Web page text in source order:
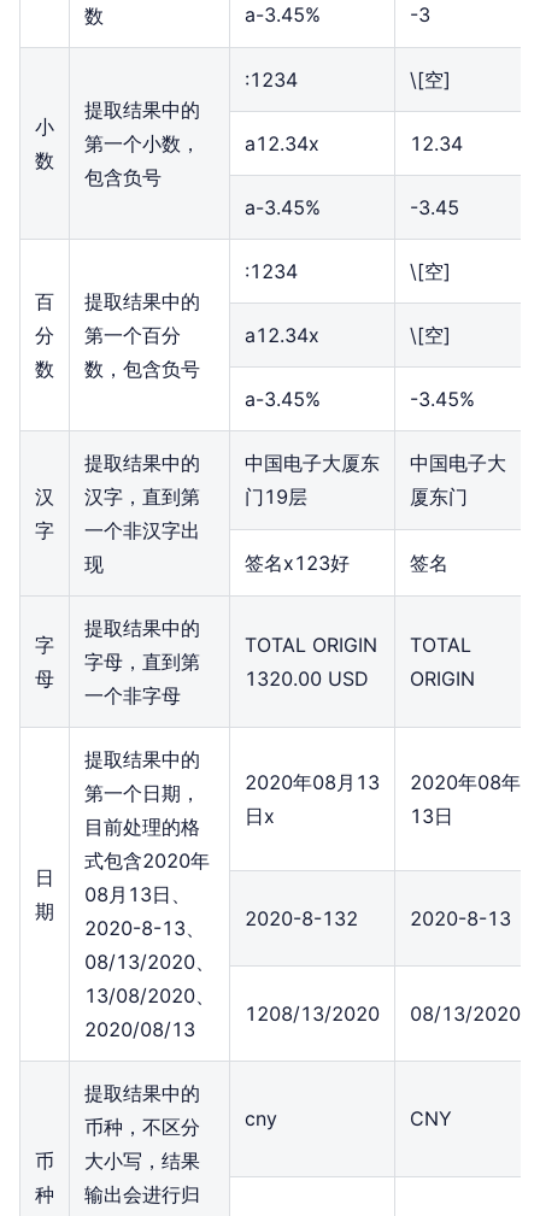
数
a-3.45% -3
小
数
提取结果中的
第一个小数，
包含负号
:1234 \[空]
a12.34x 12.34
a-3.45% -3.45
百
分
数
提取结果中的
第一个百分
数，包含负号
:1234 \[空]
a12.34x \[空]
a-3.45% -3.45%
汉
字
提取结果中的
汉字，直到第
一个非汉字出
现
中国电子大厦东
门19层
中国电子大
厦东门
签名x123好 签名
字
母
提取结果中的
字母，直到第
一个非字母
TOTAL ORIGIN
1320.00 USD
TOTAL
ORIGIN
日
期
提取结果中的
第一个日期，
目前处理的格
式包含2020年
08月13日、
2020-8-13、
08/13/2020、
13/08/2020、
2020/08/13
2020年08月13
日x
2020年08年
13日
2020-8-132 2020-8-13
1208/13/2020 08/13/2020
币
种
提取结果中的
币种，不区分
大小写，结果
输出会进行归
cny CNY